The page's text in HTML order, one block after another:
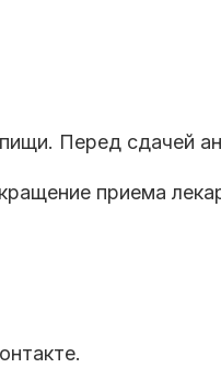
Перед сдачей
приема